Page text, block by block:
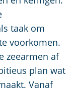
taak om
voorkomen.
zeearmen af
plan wat
Vanaf